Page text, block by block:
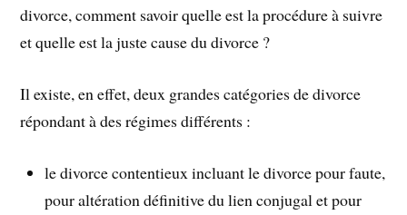
divorce, comment savoir quelle est la procédure à suivre
et quelle est la juste cause du divorce ?
Il existe, en effet, deux grandes catégories de divorce
répondant à des régimes différents :
le divorce contentieux incluant le divorce pour faute,
pour altération définitive du lien conjugal et pour